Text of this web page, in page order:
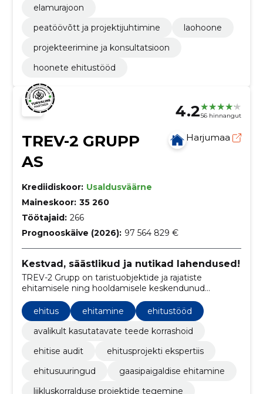
elamurajoon
peatöövõtt ja projektijuhtimine
laohoone
projekteerimine ja konsultatsioon
hoonete ehitustööd
4.256 hinnangut
TREV-2 GRUPP
AS
Harjumaa
Krediidiskoor: Usaldusväärne
Maineskoor: 35 260
Töötajaid: 266
Prognooskäive (2026): 97 564 829 €
Kestvad, säästlikud ja nutikad lahendused!
TREV-2 Grupp on taristuobjektide ja rajatiste
ehitamisele ning hooldamisele keskendunud
ettevõte.
ehitus
ehitamine
ehitustööd
avalikult kasutatavate teede korrashoid
ehitise audit
ehitusprojekti ekspertiis
ehitusuuringud
gaasipaigaldise ehitamine
liikluskorralduse projektide tegemine